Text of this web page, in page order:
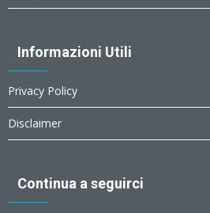
Informazioni Utili
Privacy Policy
Disclaimer
Continua a seguirci